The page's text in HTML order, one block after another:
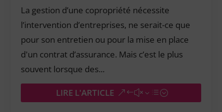
La gestion d’une copropriété nécessite
l’intervention d’entreprises, ne serait-ce que
pour son entretien ou pour la mise en place
d'un contrat d’assurance. Mais c’est le plus
souvent lorsque des...
LIRE L'ARTICLE